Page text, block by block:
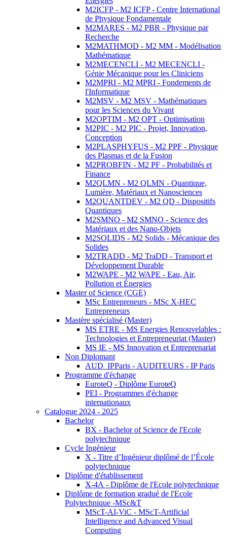
M2ICFP - M2 ICFP - Centre International
de Physique Fondamentale
M2MARES - M2 PBR - Physique par
Recherche
M2MATHMOD - M2 MM - Modélisation
Mathématique
M2MECENCLI - M2 MECENCLI -
Génie Mécanique pour les Cliniciens
M2MPRI - M2 MPRI - Fondements de
l'Informatique
M2MSV - M2 MSV - Mathématiques
pour les Sciences du Vivant
M2OPTIM - M2 OPT - Optimisation
M2PIC - M2 PIC - Projet, Innovation,
Conception
M2PLASPHYFUS - M2 PPF - Physique
des Plasmas et de la Fusion
M2PROBFIN - M2 PF - Probabilités et
Finance
M2QLMN - M2 QLMN - Quantique,
Lumière, Matériaux et Nanosciences
M2QUANTDEV - M2 QD - Dispositifs
Quantiques
M2SMNO - M2 SMNO - Science des
Matériaux et des Nano-Objets
M2SOLIDS - M2 Solids - Mécanique des
Solides
M2TRADD - M2 TraDD - Transport et
Développement Durable
M2WAPE - M2 WAPE - Eau, Air,
Pollution et Énergies
Master of Science (CGE)
MSc Entrepreneurs - MSc X-HEC
Entrepreneurs
Mastère spécialisé (Master)
MS ETRE - MS Energies Renouvelables :
Technologies et Entrepreneuriat (Master)
MS IE - MS Innovation et Entreprenariat
Non Diplomant
AUD_IPParis - AUDITEURS - IP Paris
Programme d'échange
EuroteQ - Diplôme EuroteQ
PEI - Programmes d'échange
internationaux
Catalogue 2024 - 2025
Bachelor
BX - Bachelor of Science de l'Ecole
polytechnique
Cycle Ingénieur
X - Titre d’Ingénieur diplômé de l’École
polytechnique
Diplôme d'établissement
X-4A - Diplôme de l'Ecole polytechnique
Diplôme de formation gradué de l'Ecole
Polytechnique -MSc&T
MScT-AI-ViC - MScT-Artificial
Intelligence and Advanced Visual
Computing